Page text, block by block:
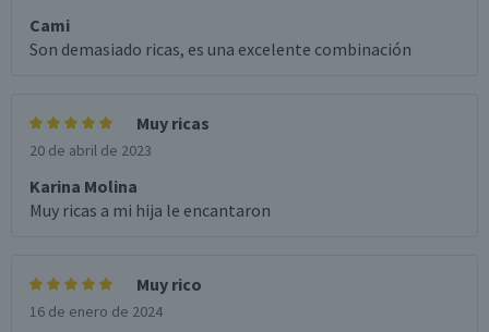
Cami
Son demasiado ricas, es una excelente combinación
Muy ricas
20 de abril de 2023
Karina Molina
Muy ricas a mi hija le encantaron
Muy rico
16 de enero de 2024